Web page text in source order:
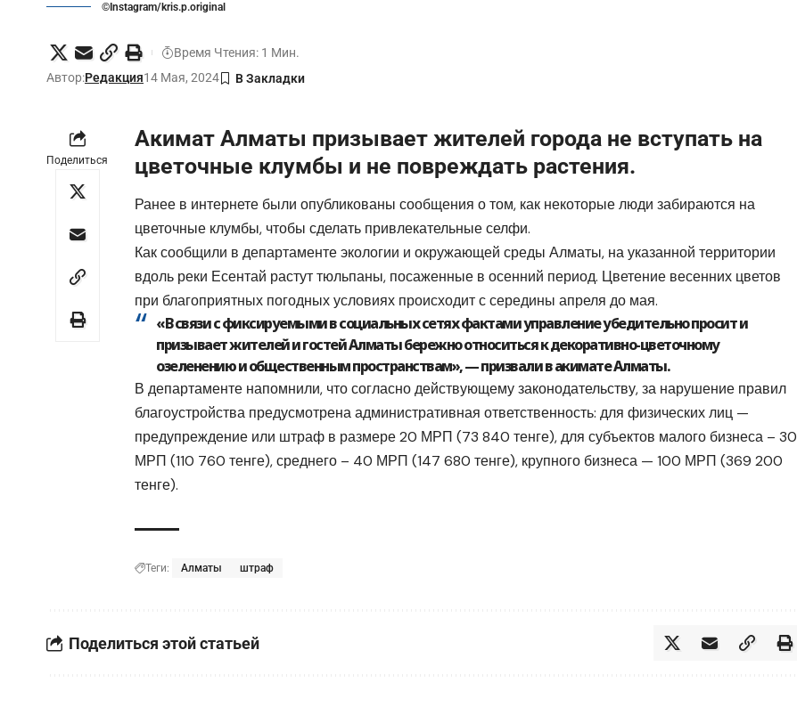
©Instagram/kris.p.original
Автор:Редакция14 Мая, 2024
Время Чтения: 1 Мин.
Поделиться
Акимат Алматы призывает жителей города не вступать на
цветочные клумбы и не повреждать растения.
Ранее в интернете были опубликованы сообщения о том, как некоторые люди забираются на
цветочные клумбы, чтобы сделать привлекательные селфи.
Как сообщили в департаменте экологии и окружающей среды Алматы, на указанной территории
вдоль реки Есентай растут тюльпаны, посаженные в осенний период. Цветение весенних цветов
при благоприятных погодных условиях происходит с середины апреля до мая.
«В связи с фиксируемыми в социальных сетях фактами управление убедительно просит и
призывает жителей и гостей Алматы бережно относиться к декоративно-цветочному
озеленению и общественным пространствам», — призвали в акимате Алматы.
В департаменте напомнили, что согласно действующему законодательству, за нарушение правил
благоустройства предусмотрена административная ответственность: для физических лиц —
предупреждение или штраф в размере 20 МРП (73 840 тенге), для субъектов малого бизнеса – 30
МРП (110 760 тенге), среднего – 40 МРП (147 680 тенге), крупного бизнеса — 100 МРП (369 200
тенге).
Теги: Алматы штраф
Поделиться этой статьей